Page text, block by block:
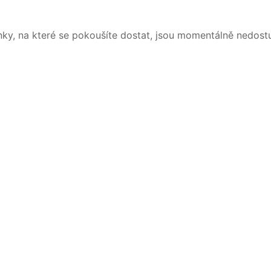
na které se pokoušíte dostat, jsou momentálně